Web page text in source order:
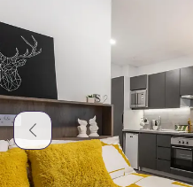
Ubicacions
Més
Català
Italian